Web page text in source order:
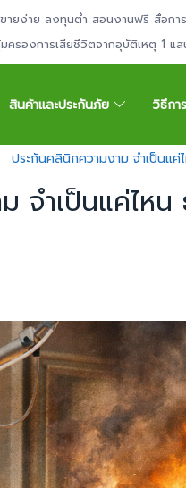
ายง่าย ลงทุนต่ำ สอนงานฟรี สื่อกา
ครองการเสียชีวิตจากอุบัติเหตุ 1 แ
สินค้าและประกันภัย วิธีกา
ประกันคลินิกความงาม จำเป็นแ
จำเป็นแค่ไห